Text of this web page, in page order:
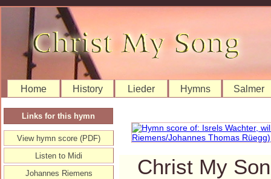
Home History Lieder Hymns Salmer
Christ My
Links for this hymn
View hymn score (PDF)
Listen to Midi
Johannes Riemens